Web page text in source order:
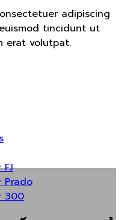
Prado
300
adipiscing
tincidunt ut
erat volutpat.